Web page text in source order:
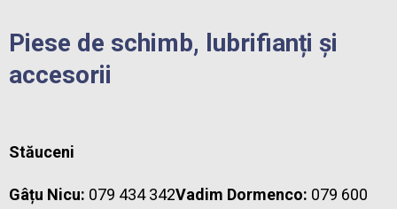
Piese de schimb, lubrifianți și
accesorii
Stăuceni
Gâțu Nicu: 079 434 342Vadim Dormenco: 079 600